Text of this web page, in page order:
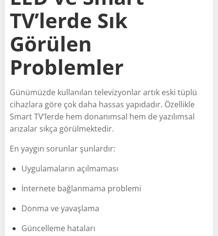
TV’lerde Sık
Görülen
Problemler
Günümüzde kullanılan televizyonlar artık eski tüplü
cihazlara göre çok daha hassas yapıdadır. Özellikle
Smart TV’lerde hem donanımsal hem de yazılımsal
arızalar sıkça görülmektedir.
En yaygın sorunlar şunlardır:
Uygulamaların açılmaması
İnternete bağlanmama problemi
Donma ve yavaşlama
Güncelleme hataları